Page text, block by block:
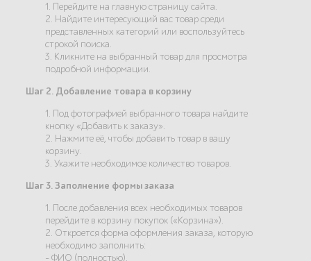
1. Перейдите на главную страницу сайта.
2. Найдите интересующий вас товар среди
представленных категорий или воспользуйтесь
строкой поиска.
3. Кликните на выбранный товар для просмотра
подробной информации.
Шаг 2. Добавление товара в корзину
1. Под фотографией выбранного товара найдите
кнопку «Добавить к заказу».
2. Нажмите её, чтобы добавить товар в вашу
корзину.
3. Укажите необходимое количество товаров.
Шаг 3. Заполнение формы заказа
1. После добавления всех необходимых товаров
перейдите в корзину покупок («Корзина»).
2. Откроется форма оформления заказа, которую
необходимо заполнить:
- ФИО (полностью).